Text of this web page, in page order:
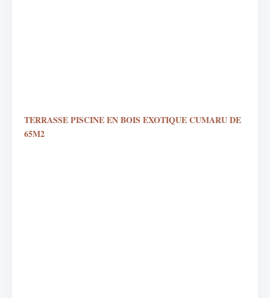
TERRASSE PISCINE EN BOIS EXOTIQUE CUMARU DE
65M2